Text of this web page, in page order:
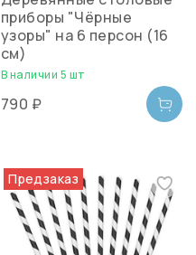
приборы "Чёрные
узоры" на 6 персон (16
см)
В наличии 5 шт
790 ₽
Предзаказ